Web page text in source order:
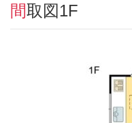
間取図1F